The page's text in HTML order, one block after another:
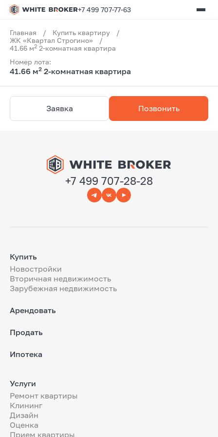
+7 499 707-77-63
Главная / Купить квартиру
/
ЖК «Квартал Строгино»
/
41.66 м2 2-комнатная квартира
Номер лота:
41.66 м2 2-комнатная квартира
Заявка Позвонить
+7 499 707-28-28
Купить
Новостройки
Вторичная недвижимость
Зарубежная недвижимость
Арендовать
Продать
Ипотека
Услуги
Ремонт квартиры
Клининг
Дизайн
Оценка
Прием квартиры